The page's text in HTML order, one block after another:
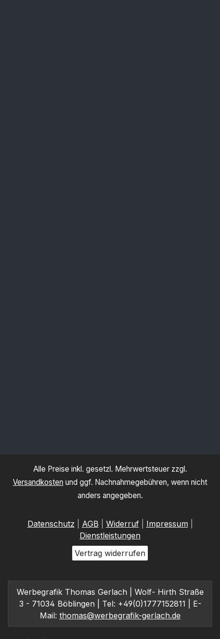
Alle Preise inkl. gesetzl. Mehrwertsteuer zzgl.
Versandkosten und ggf. Nachnahmegebühren, wenn nicht
anders angegeben.
Datenschutz AGB Widerruf| Impressum
Dienstleistungen
Vertrag widerrufen
Werbegrafik Thomas Gerlach | Wolf- Hirth Straße
3 - 71034 Böblingen | Tel: +49(0)1777152811 | E-
Mail: thomas@werbegrafik-gerlach.de